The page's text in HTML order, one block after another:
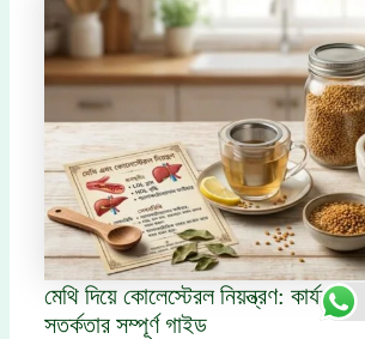
মেথি দিয়ে কোলেস্টেরল নিয়ন্ত্রণ:
সতর্কতার সম্পূর্ণ গাইড